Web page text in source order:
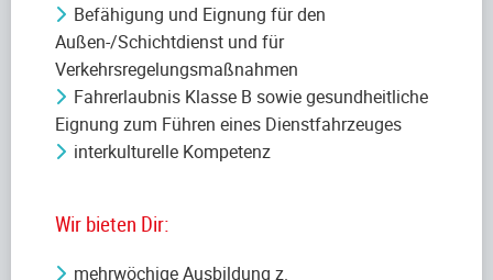
Befähigung und Eignung für den
Außen-/Schichtdienst und für
Verkehrsregelungsmaßnahmen
Fahrerlaubnis Klasse B sowie gesundheitliche
Eignung zum Führen eines Dienstfahrzeuges
interkulturelle Kompetenz
Wir bieten Dir:
mehrwöchige Ausbildung z.